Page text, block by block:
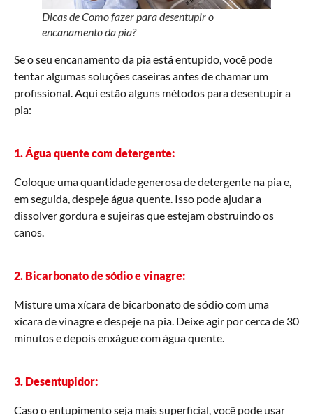
Dicas de Como fazer para desentupir o
encanamento da pia?
Se o seu encanamento da pia está entupido, você pode
tentar algumas soluções caseiras antes de chamar um
profissional. Aqui estão alguns métodos para desentupir a
pia:
1. Água quente com detergente:
Coloque uma quantidade generosa de detergente na pia e,
em seguida, despeje água quente. Isso pode ajudar a
dissolver gordura e sujeiras que estejam obstruindo os
canos.
2. Bicarbonato de sódio e vinagre:
Misture uma xícara de bicarbonato de sódio com uma
xícara de vinagre e despeje na pia. Deixe agir por cerca de 30
minutos e depois enxágue com água quente.
3. Desentupidor:
Caso o entupimento seja mais superficial, você pode usar